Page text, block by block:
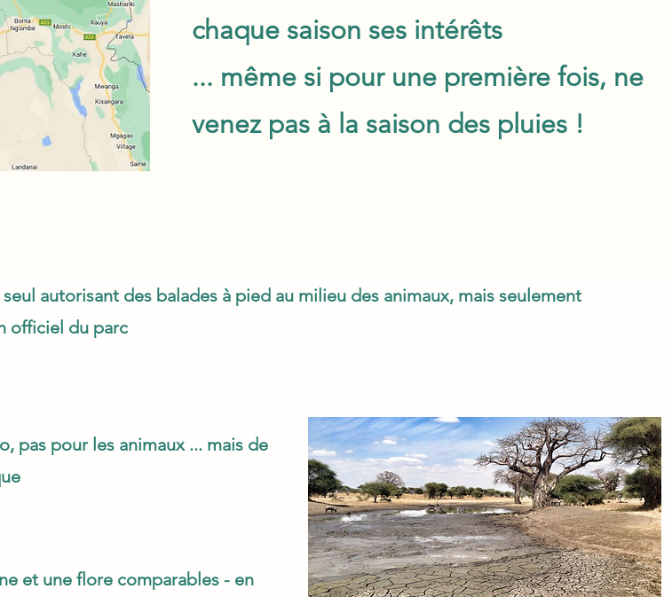
chaque saison ses intérêts
... même si pour une première fois, ne
venez pas à la saison des pluies !
seul autorisant des balades à pied au milieu des animaux, mais seulement
officiel du parc
pas pour les animaux ... mais de
et une flore comparables - en